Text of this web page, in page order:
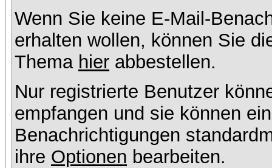
Wenn Sie keine E-Mail-
erhalten wollen, können Sie
Thema hier abbestellen.
Nur registrierte Benutzer
empfangen und sie können
Benachrichtigungen
ihre Optionen bearbeiten.